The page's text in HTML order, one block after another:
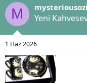
i
e
M mysteriousozi
Yeni
1 Haz 2026